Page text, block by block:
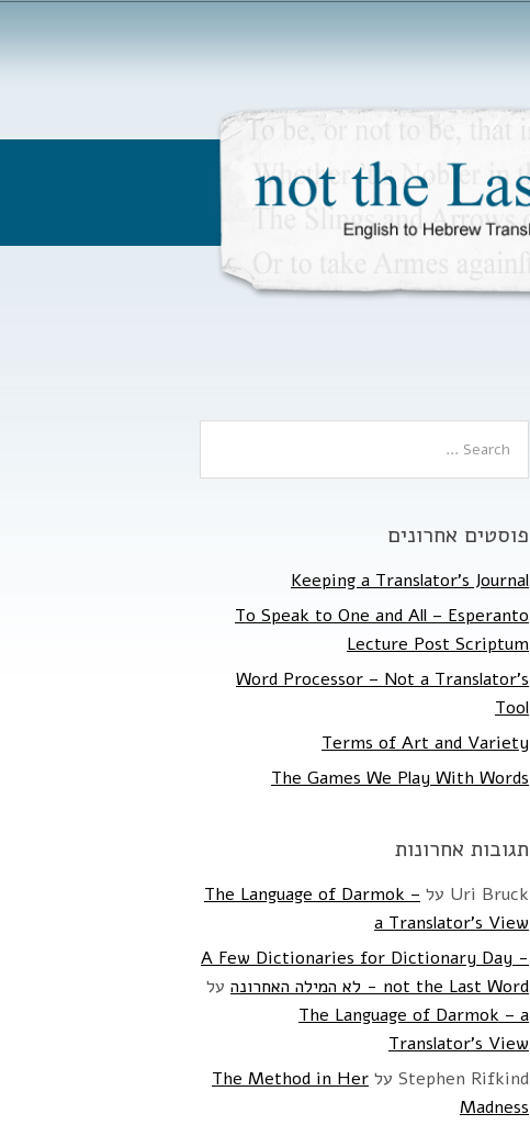
פוסטים אחרונים
Keeping a Translator's Journal
To Speak to One and All – Esperanto
Lecture Post Scriptum
Word Processor – Not a Translator's
Tool
Terms of Art and Variety
The Games We Play With Words
תגובות אחרונות
Uri Bruck על The Language of Darmok –
a Translator's View
A Few Dictionaries for Dictionary Day -
not the Last Word - לא המילה האחרונה
על
The Language of Darmok – a
Translator's View
Stephen Rifkind על The Method in Her
Madness